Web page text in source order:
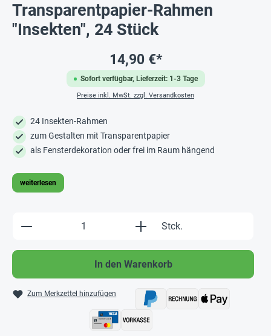
Transparentpapier-Rahmen
"Insekten", 24 Stück
Sofort verfügbar, Lieferzeit: 1-3 Tage
14,90 €*
Preise inkl. MwSt. zzgl. Versandkosten
24 Insekten-Rahmen
zum Gestalten mit Transparentpapier
als Fensterdekoration oder frei im Raum hängend
weiterlesen
Produkt Anzahl: Gib den gewünschten
Stck.
In den Warenkorb
Zum Merkzettel hinzufügen